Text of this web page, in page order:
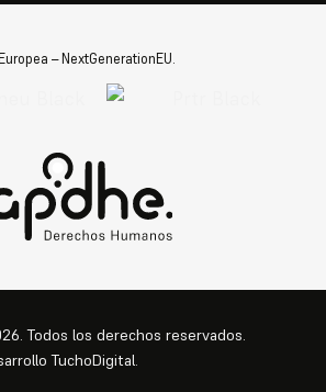
– NextGenerationEU.
Todos los derechos reservados.
TuchoDigital.